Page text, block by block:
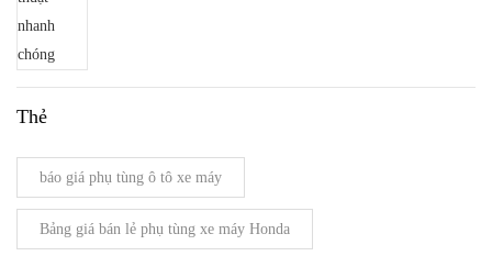
Thẻ
báo giá phụ tùng ô tô xe máy
Bảng giá bán lẻ phụ tùng xe máy Honda